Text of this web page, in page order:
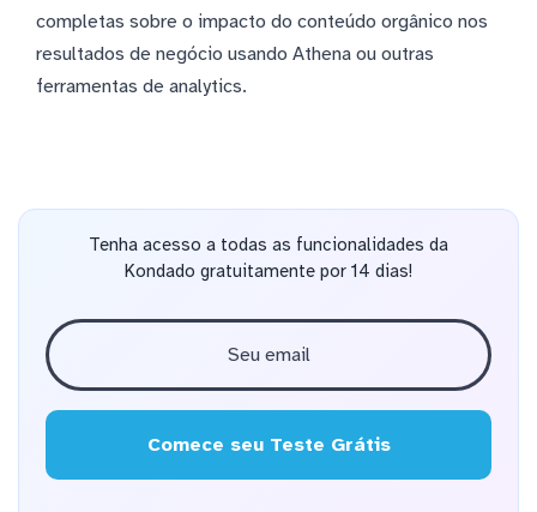
completas sobre o impacto do conteúdo orgânico nos
resultados de negócio usando Athena ou outras
ferramentas de analytics.
Tenha acesso a todas as funcionalidades da
Kondado gratuitamente por 14 dias!
Comece seu Teste Grátis